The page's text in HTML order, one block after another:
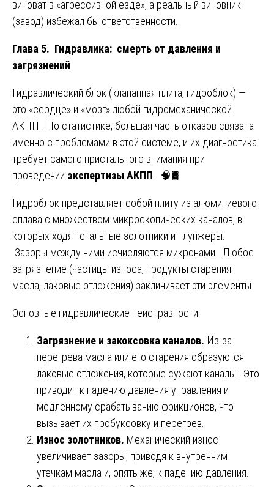
виноват в «агрессивной езде», а реальный виновник
(завод) избежал бы ответственности.
Глава 5. Гидравлика: смерть от давления и
загрязнений
Гидравлический блок (клапанная плита, гидроблок) —
это «сердце» и «мозг» любой гидромеханической
АКПП. По статистике, большая часть отказов связана
именно с проблемами в этой системе, и их диагностика
требует самого пристального внимания при
проведении экспертизы АКПП . 🧠🛢️
Гидроблок представляет собой плиту из алюминиевого
сплава с множеством микроскопических каналов, в
которых ходят стальные золотники и плунжеры.
Зазоры между ними исчисляются микронами. Любое
загрязнение (частицы износа, продукты старения
масла, лаковые отложения) заклинивает эти элементы.
Основные гидравлические неисправности:
Загрязнение и закоксовка каналов. Из-за
перегрева масла или его старения образуются
лаковые отложения, которые сужают каналы. Это
приводит к падению давления управления и
медленному срабатыванию фрикционов, что
вызывает их пробуксовку и перегрев.
Износ золотников. Механический износ
увеличивает зазоры, приводя к внутренним
утечкам масла и, опять же, к падению давления.